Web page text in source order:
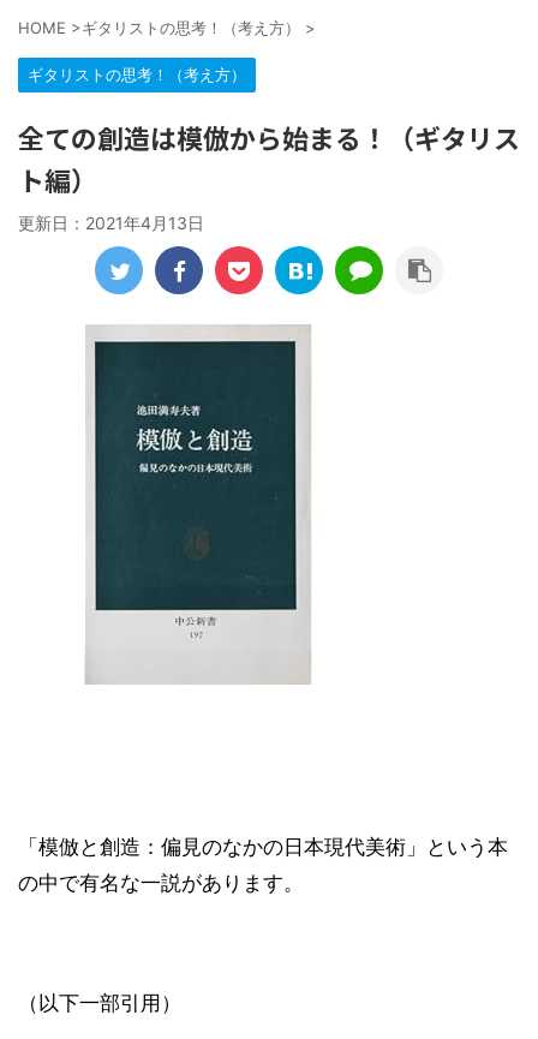
HOME >ギタリストの思考！（考え方） >
ギタリストの思考！（考え方）
全ての創造は模倣から始まる！（ギタリス
ト編）
更新日： 2021年4月13日
「模倣と創造：偏見のなかの日本現代美術」という本
の中で有名な一説があります。
（以下一部引用）